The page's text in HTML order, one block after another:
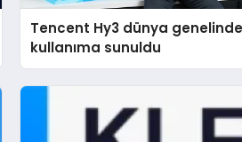
Tencent Hy3 dünya
kullanıma sunuldu